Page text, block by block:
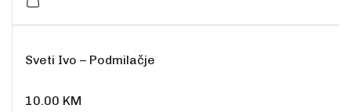
Sveti Ivo – Podmilačje
10.00 KM